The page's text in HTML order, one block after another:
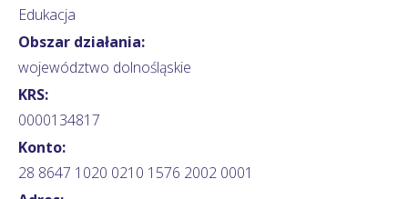
Edukacja
Obszar działania:
województwo dolnośląskie
KRS:
0000134817
Konto:
28 8647 1020 0210 1576 2002 0001